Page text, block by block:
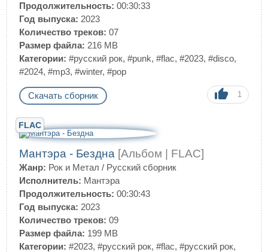
Продолжительность: 00:30:33
Год выпуска: 2023
Количество треков: 07
Размер файла: 216 MB
Категории: #русский рок, #punk, #flac, #2023, #disco,
#2024, #mp3, #winter, #pop
Скачать сборник 1
FLAC
Мантэра - Бездна [Альбом | FLAC]
Жанр: Рок и Метал / Русский сборник
Исполнитель: Мантэра
Продолжительность: 00:30:43
Год выпуска: 2023
Количество треков: 09
Размер файла: 199 MB
Категории: #2023, #русский рок, #flac, #русский рок,